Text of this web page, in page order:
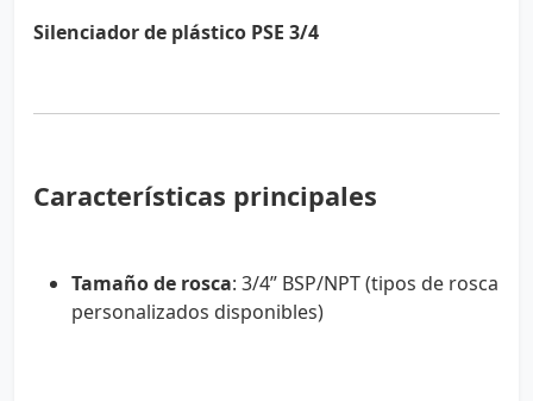
Silenciador de plástico PSE 3/4
Características principales
Tamaño de rosca: 3/4” BSP/NPT (tipos de rosca
personalizados disponibles)